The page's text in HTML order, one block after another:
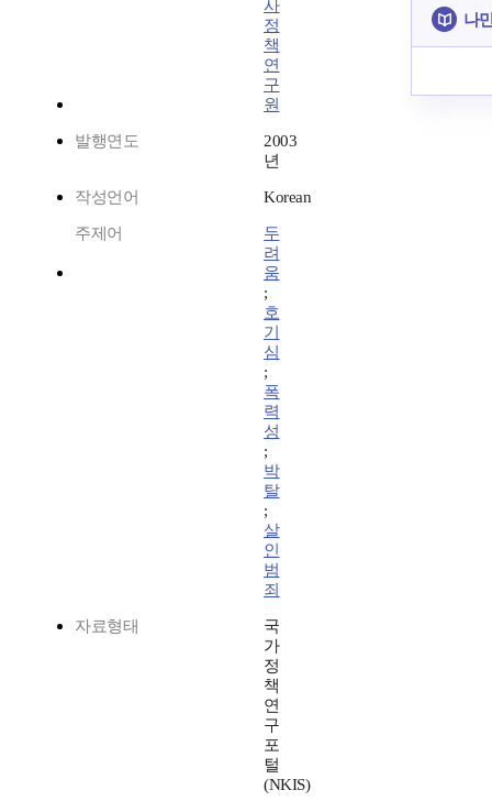
사
정
책
연
구
원
발행연도
2003
년
작성언어 Korean
주제어
두
려
움
;
호
기
심
;
폭
력
성
;
박
탈
;
살
인
범
죄
자료형태
국
가
정
책
연
구
포
털
(NKIS)
나